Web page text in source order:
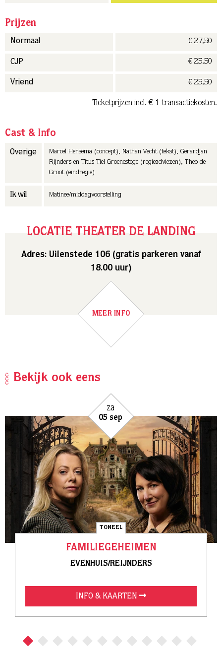
Prijzen
Normaal € 27,50
CJP € 25,50
Vriend € 25,50
Ticketprijzen incl. € 1 transactiekosten.
Cast & Info
Overige
Marcel Hensema (concept), Nathan Vecht (tekst), Gerardjan
Rijnders en Titus Tiel Groenestege (regieadviezen), Theo de
Groot (eindregie)
Ik wil Matinee/middagvoorstelling
LOCATIE THEATER DE LANDING
Adres: Uilenstede 106 (gratis parkeren vanaf
18.00 uur)
MEER INFO
Bekijk ook eens
za
05 sep
TONEEL
FAMILIEGEHEIMEN
EVENHUIS/REIJNDERS
INFO & KAARTEN